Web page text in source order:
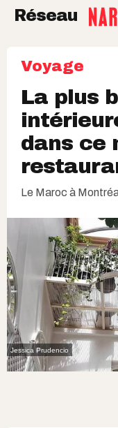
Réseau
Voyage
La plus
dans ce
Le Maroc à
Jessica Prudencio